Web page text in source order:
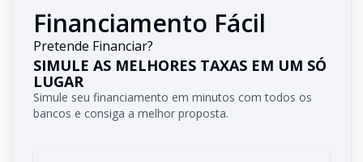
Financiamento Fácil
Pretende Financiar?
SIMULE AS MELHORES TAXAS EM UM SÓ
LUGAR
Simule seu financiamento em minutos com todos os
bancos e consiga a melhor proposta.